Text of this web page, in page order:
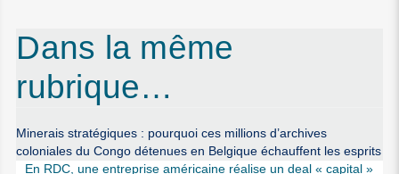
Dans la même
rubrique…
Minerais stratégiques : pourquoi ces millions d’archives
coloniales du Congo détenues en Belgique échauffent les esprits
En RDC, une entreprise américaine réalise un deal « capital »